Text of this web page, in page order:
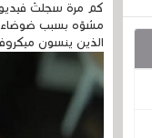
كم مرة سجلتَ
مشوّه بسبب ضوضاء
الذين ينسون